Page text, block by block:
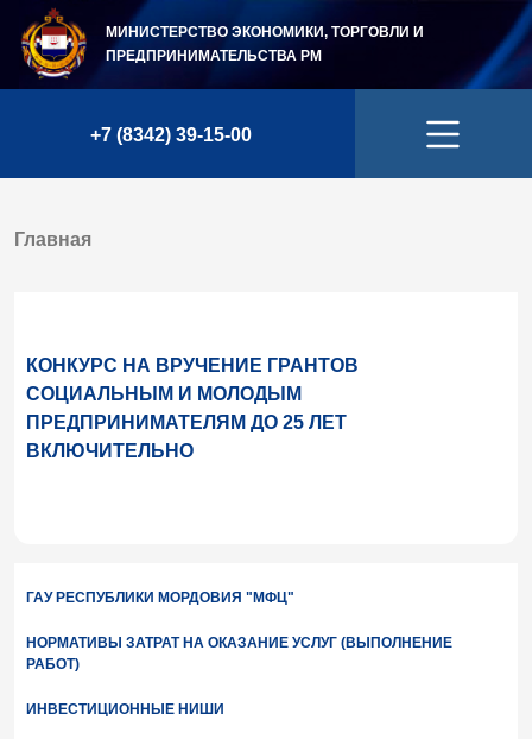
МИНИСТЕРСТВО ЭКОНОМИКИ, ТОРГОВЛИ И
ПРЕДПРИНИМАТЕЛЬСТВА РМ
+7 (8342) 39-15-00
Главная
ГАУ РЕСПУБЛИКИ МОРДОВИЯ "МФЦ"
НОРМАТИВЫ ЗАТРАТ НА ОКАЗАНИЕ УСЛУГ (ВЫПОЛНЕНИЕ
РАБОТ)
ИНВЕСТИЦИОННЫЕ НИШИ
КОНКУРС НА ВРУЧЕНИЕ ГРАНТОВ
СОЦИАЛЬНЫМ И МОЛОДЫМ
ПРЕДПРИНИМАТЕЛЯМ ДО 25 ЛЕТ
ВКЛЮЧИТЕЛЬНО